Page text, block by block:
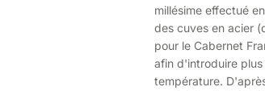
millésime effectué
des cuves en acier
pour le Cabernet
afin d'introduire
température.